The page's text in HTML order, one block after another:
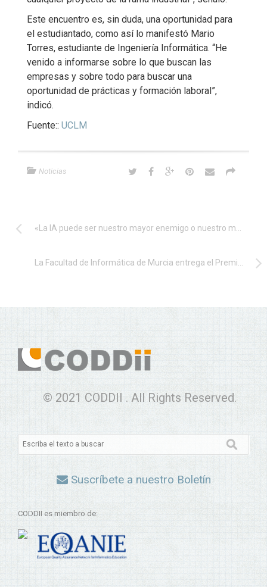
Este encuentro es, sin duda, una oportunidad para
el estudiantado, como así lo manifestó Mario
Torres, estudiante de Ingeniería Informática. “He
venido a informarse sobre lo que buscan las
empresas y sobre todo para buscar una
oportunidad de prácticas y formación laboral”,
indicó.
Fuente:: UCLM
Noticias
© 2021 CODDII . All Rights Reserved.
Suscríbete a nuestro Boletín
CODDII es miembro de: